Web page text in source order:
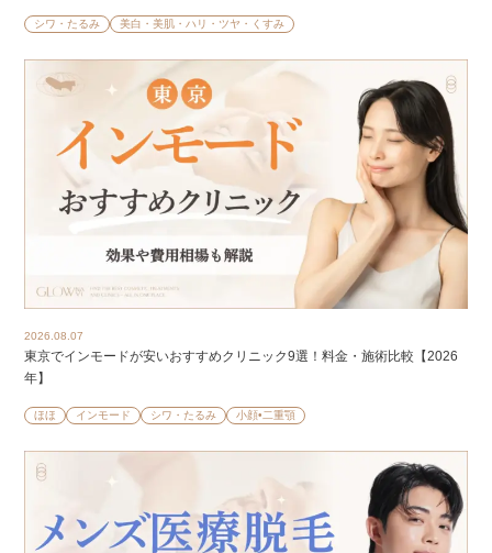
シワ・たるみ 美白・美肌・ハリ・ツヤ・くすみ
2026.08.07
東京でインモードが安いおすすめクリニック9選！料金・施術比較【2026
年】
ほほ インモード シワ・たるみ 小顔•二重顎